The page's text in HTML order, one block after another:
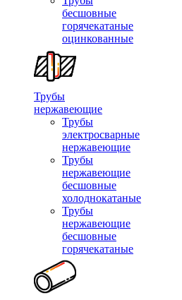
бесшовные
горячекатаные
оцинкованные
Трубы
нержавеющие
Трубы
электросварные
нержавеющие
Трубы
нержавеющие
бесшовные
холоднокатаные
Трубы
нержавеющие
бесшовные
горячекатаные